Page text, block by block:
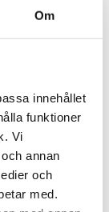
Om
innehållet
funktioner
Vi
annan
och
med.
VARUKORG